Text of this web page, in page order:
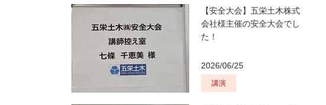
【安全大会】五栄土木株式
会社様主催の安全大会でし
た！
2026/06/25
講演